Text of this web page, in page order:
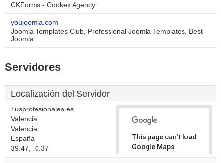
CKForms - Cookex Agency
youjoomla.com
Joomla Templates Club, Professional Joomla Templates, Best
Joomla
Servidores
Localización del Servidor
Tusprofesionales.es
Valencia
Valencia
España
39.47, -0.37
This page can't load
Google Maps
correctly.